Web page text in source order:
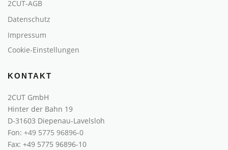
2CUT-AGB
Datenschutz
Impressum
Cookie-Einstellungen
KONTAKT
2CUT GmbH
Hinter der Bahn 19
D-31603 Diepenau-Lavelsloh
Fon: +49 5775 96896-0
Fax: +49 5775 96896-10